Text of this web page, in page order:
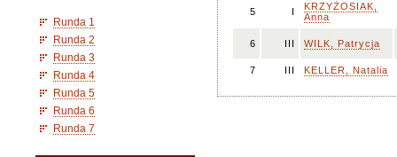
Runda 1
Runda 2
Runda 3
Runda 4
Runda 5
Runda 6
Runda 7
5 I
KRZYŻOSIAK,
Anna
6 III WILK, Patrycja
7 III KELLER, Natalia